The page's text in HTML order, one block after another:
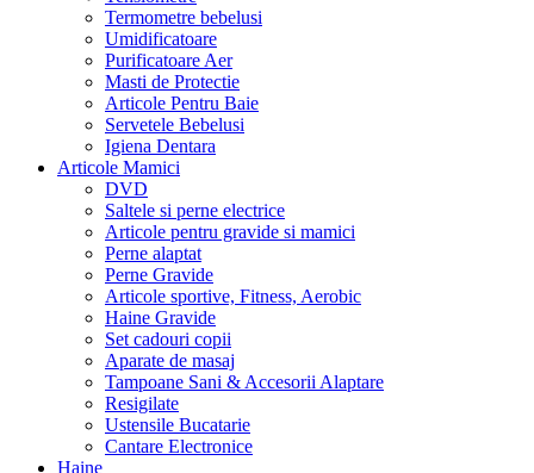
Termometre bebelusi
Umidificatoare
Purificatoare Aer
Masti de Protectie
Articole Pentru Baie
Servetele Bebelusi
Igiena Dentara
Articole Mamici
DVD
Saltele si perne electrice
Articole pentru gravide si mamici
Perne alaptat
Perne Gravide
Articole sportive, Fitness, Aerobic
Haine Gravide
Set cadouri copii
Aparate de masaj
Tampoane Sani & Accesorii Alaptare
Resigilate
Ustensile Bucatarie
Cantare Electronice
Haine